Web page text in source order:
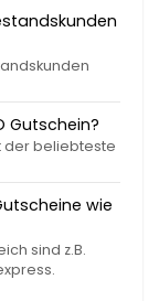
Gutschein?
der beliebteste
wie
sind z.B.